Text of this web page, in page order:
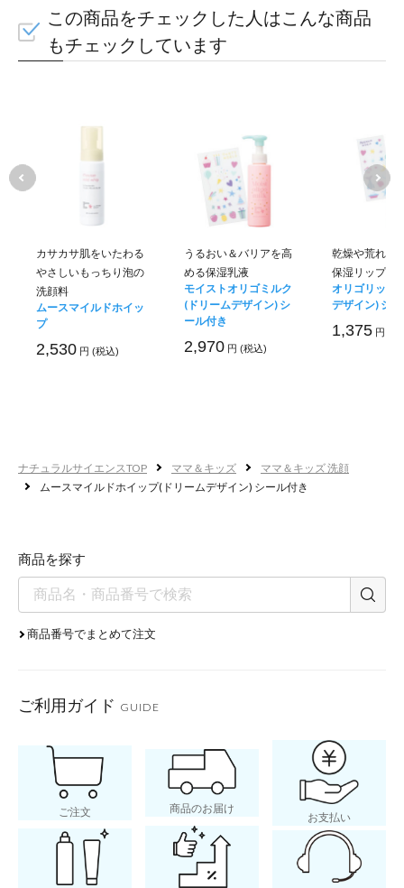
すこやかな肌へ整
しっとり
この商品をチェックした人はこんな商品
もチェックしています
カサカサ肌をいたわる
やさしいもっちり泡の
洗顔料
ムースマイルドホイッ
プ
2,530 円 (税込)
うるおい＆バリアを高
める保湿乳液
モイストオリゴミルク
(ドリームデザイン) シ
ール付き
2,970 円 (税込)
乾燥や荒れか
保湿リップ
オリゴリップ(
デザイン) シ
1,375 円 (税
ナチュラルサイエンスTOP ママ＆キッズ
ママ＆キッズ 洗顔
ムースマイルドホイップ(ドリームデザイン) シール付き
商品を探す
商品番号でまとめて注文
ご利用ガイド GUIDE
ご注文 商品のお届け
お支払い